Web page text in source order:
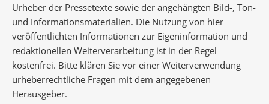
Urheber der Pressetexte sowie der angehängten Bild-, Ton-
und Informationsmaterialien. Die Nutzung von hier
veröffentlichten Informationen zur Eigeninformation und
redaktionellen Weiterverarbeitung ist in der Regel
kostenfrei. Bitte klären Sie vor einer Weiterverwendung
urheberrechtliche Fragen mit dem angegebenen
Herausgeber.